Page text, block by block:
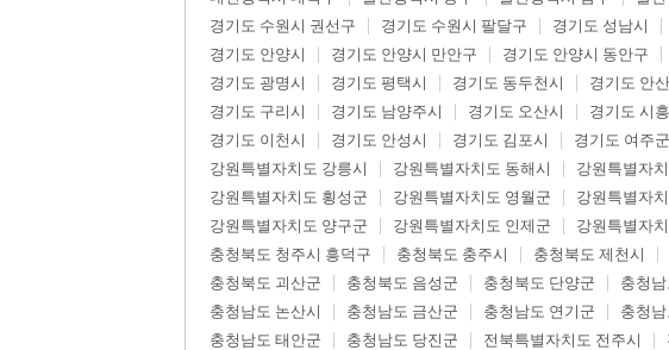
경기도 수원시 권선구
경기도 수원시 팔달구 경기도 성남시
경기도 안양시
경기도 안양시 만안구 경기도 안양시 동안구
경기도 광명시
경기도 평택시 경기도 동두천시 경기도 안
경기도 구리시
경기도 남양주시 경기도 오산시 경기도 시
경기도 이천시
경기도 안성시 경기도 김포시 경기도 여주군
강원특별자치도 강릉시
강원특별자치도 동해시 강원특별자
강원특별자치도 횡성군
강원특별자치도 영월군 강원특별자
강원특별자치도 양구군
강원특별자치도 인제군 강원특별자
충청북도 청주시 흥덕구
충청북도 충주시 충청북도 제천시
충청북도 괴산군
충청북도 음성군 충청북도 단양군 충청
충청남도 논산시
충청남도 금산군 충청남도 연기군 충청
충청남도 태안군
충청남도 당진군 전북특별자치도 전주시